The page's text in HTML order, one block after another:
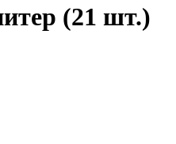
(21 шт.)